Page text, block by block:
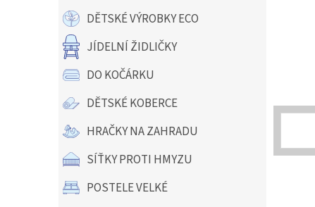
DĚTSKÉ VÝROBKY ECO
JÍDELNÍ ŽIDLIČKY
DO KOČÁRKU
DĚTSKÉ KOBERCE
HRAČKY NA ZAHRADU
SÍŤKY PROTI HMYZU
POSTELE VELKÉ